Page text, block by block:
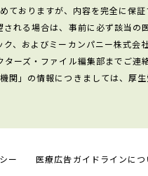
ておりますが、内容を完全に保証
れる場合は、事前に必ず該当の
、およびミーカンパニー株式会
ーズ・ファイル編集部までご連
」の情報につきましては、厚
ー 医療広告ガイドラインにつ